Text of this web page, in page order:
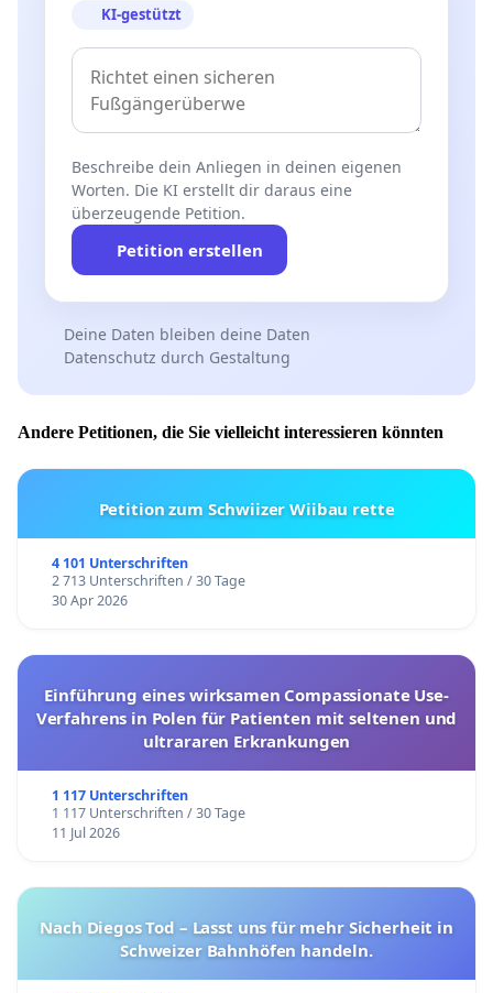
KI-gestützt
Beschreibe dein Anliegen in deinen eigenen
Worten. Die KI erstellt dir daraus eine
überzeugende Petition.
Petition erstellen
Deine Daten bleiben deine Daten
Datenschutz durch Gestaltung
Andere Petitionen, die Sie vielleicht interessieren könnten
Petition zum Schwiizer Wiibau rette
4 101 Unterschriften
2 713 Unterschriften / 30 Tage
30 Apr 2026
Einführung eines wirksamen Compassionate Use-
Verfahrens in Polen für Patienten mit seltenen und
ultrararen Erkrankungen
1 117 Unterschriften
1 117 Unterschriften / 30 Tage
11 Jul 2026
Nach Diegos Tod – Lasst uns für mehr Sicherheit in
Schweizer Bahnhöfen handeln.